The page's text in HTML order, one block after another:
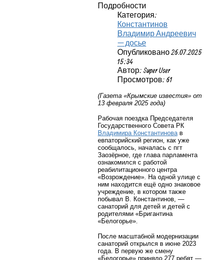
Подробности
Категория:
Константинов
Владимир Андреевич
— досье
Опубликовано 26.07.2025
15:34
Автор: Super User
Просмотров: 61
(Газета «Крымские известия» от
13 февраля 2025 года)
Рабочая поездка Председателя
Государственного Совета РК
Владимира Константинова в
евпаторийский регион, как уже
сообщалось, началась с пгт
Заозёрное, где глава парламента
ознакомился с работой
реабилитационного центра
«Возрождение». На одной улице с
ним находится ещё одно знаковое
учреждение, в котором также
побывал В. Константинов, —
санаторий для детей и детей с
родителями «Бригантина
«Белогорье».
После масштабной модернизации
санаторий открылся в июне 2023
года. В первую же смену
«Белогорье» приняло 277 ребят —